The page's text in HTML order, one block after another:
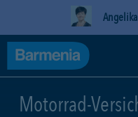
Motorrad-